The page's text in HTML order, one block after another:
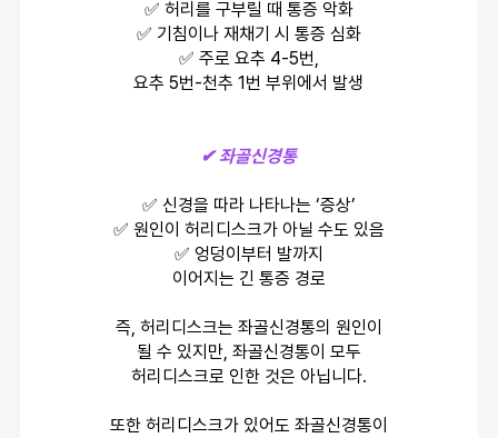
✅ 허리를 구부릴 때 통증 악화
✅ 기침이나 재채기 시 통증 심화
✅ 주로 요추 4-5번,
요추 5번-천추 1번 부위에서 발생
✔ 좌골신경통
✅ 신경을 따라 나타나는 ‘증상’
✅ 원인이 허리디스크가 아닐 수도 있음
✅ 엉덩이부터 발까지
이어지는 긴 통증 경로
즉, 허리디스크는 좌골신경통의 원인이
될 수 있지만, 좌골신경통이 모두
허리디스크로 인한 것은 아닙니다.
또한 허리디스크가 있어도 좌골신경통이